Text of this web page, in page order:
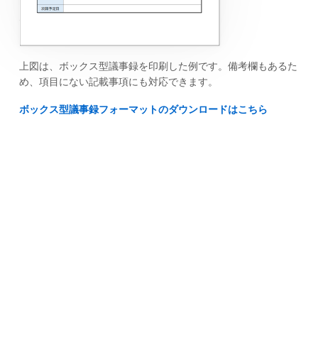
上図は、ボックス型議事録を印刷した例です。備考欄もあるた
め、項目にない記載事項にも対応できます。
ボックス型議事録フォーマットのダウンロードはこちら